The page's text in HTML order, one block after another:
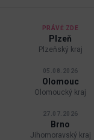
PRÁVĚ ZDE
Plzeň
Plzeňský kraj
05.08.2026
Olomouc
Olomoucký kraj
27.07.2026
Brno
Jihomoravský kraj